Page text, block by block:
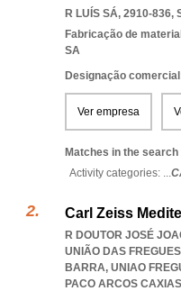
R LUÍS SÁ, 2910-836,
Fabricação de
SA
Designação
Ver empresa
Matches in the search
Activity categories: ...
Carl Zeiss
R DOUTOR JOSÉ
UNIÃO DAS
BARRA, UNIAO
PACO ARCOS CAXIAS